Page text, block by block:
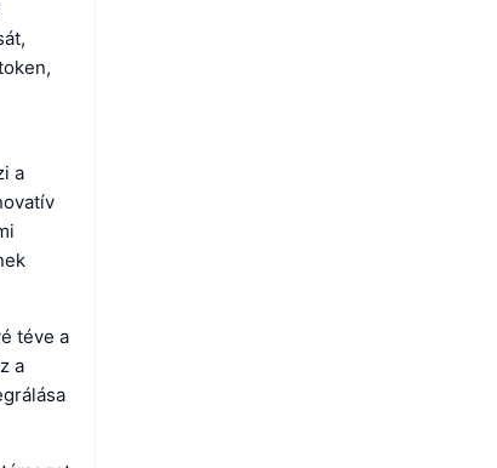
a
téve a
a